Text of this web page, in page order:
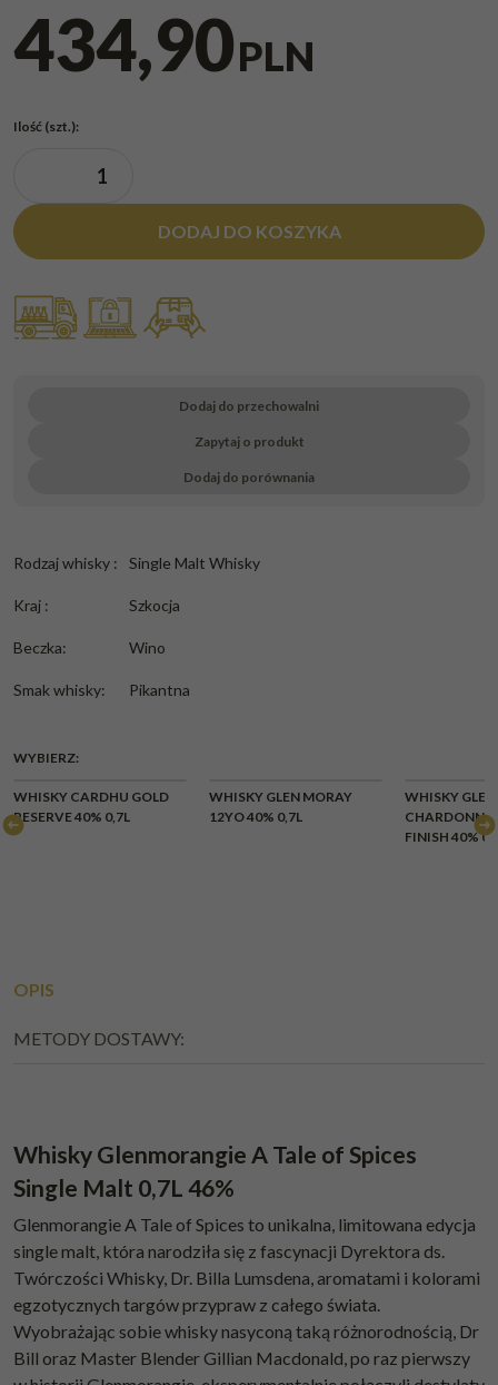
434,90PLN
Ilość (szt.):
DODAJ DO KOSZYKA
Dodaj do przechowalni
Zapytaj o produkt
Dodaj do porównania
Rodzaj whisky : Single Malt Whisky
Kraj : Szkocja
Beczka: Wino
Smak whisky: Pikantna
WYBIERZ:
WHISKY CARDHU GOLD
RESERVE 40% 0,7L
WHISKY GLEN MORAY
12YO 40% 0,7L
WHISKY
FINISH 40%
OPIS
METODY DOSTAWY:
Whisky Glenmorangie A Tale of Spices
Single Malt 0,7L 46%
Glenmorangie A Tale of Spices to unikalna, limitowana edycja
single malt, która narodziła się z fascynacji Dyrektora ds.
Twórczości Whisky, Dr. Billa Lumsdena, aromatami i kolorami
egzotycznych targów przypraw z całego świata.
Wyobrażając sobie whisky nasyconą taką różnorodnością, Dr
Bill oraz Master Blender Gillian Macdonald, po raz pierwszy